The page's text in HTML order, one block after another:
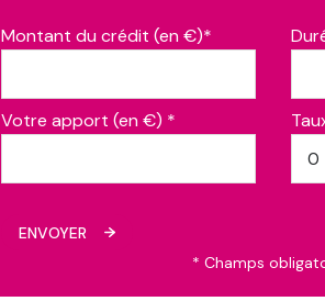
Montant du crédit (en €)*
Votre apport (en €) *
ENVOYER
* Champs